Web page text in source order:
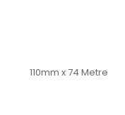
110mm x 74 Metre